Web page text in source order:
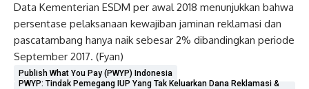
Data Kementerian ESDM per awal 2018 menunjukkan bahwa
persentase pelaksanaan kewajiban jaminan reklamasi dan
pascatambang hanya naik sebesar 2% dibandingkan periode
September 2017. (Fyan)
Publish What You Pay (PWYP) Indonesia
PWYP: Tindak Pemegang IUP Yang Tak Keluarkan Dana Reklamasi &